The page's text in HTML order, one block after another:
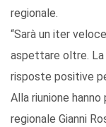
regionale.
“Sarà un iter
aspettare oltre. La
risposte positive
Alla riunione
regionale Gianni